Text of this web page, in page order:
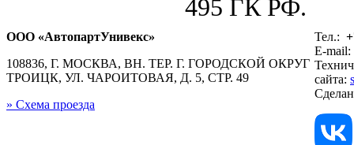
495 ГК РФ.
ООО «АвтопартУнивекс»
108836, Г. МОСКВА, ВН. ТЕР. Г. ГОРОДСКОЙ ОКРУГ
ТРОИЦК, УЛ. ЧАРОИТОВАЯ, Д. 5, СТР. 49
» Схема проезда
Тел.:
E-mail:
сайта: